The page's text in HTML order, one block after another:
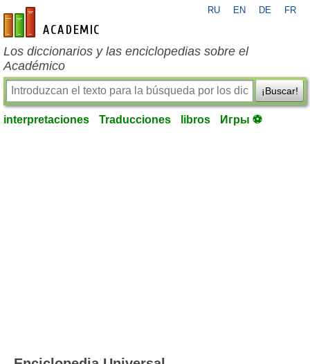
es-academic.com
RU EN DE FR
Los diccionarios y las enciclopedias sobre el
Académico
¡Buscar!
interpretaciones Traducciones libros Игры ⚽